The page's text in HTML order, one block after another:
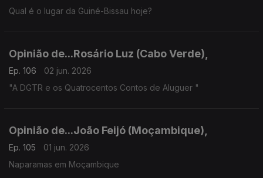
Qual é o lugar da Guiné-Bissau hoje?
Opinião de...Rosário Luz (Cabo Verde),
Ep. 106
02 jun. 2026
"A DGTR e os Quatrocentos Contos de Aluguer "
Opinião de...João Feijó (Moçambique),
Ep. 105
01 jun. 2026
Naparamas em Moçambique